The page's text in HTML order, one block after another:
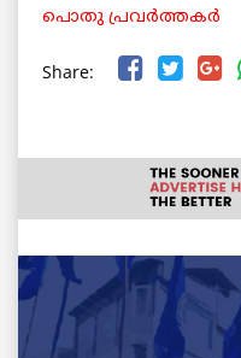
പൊതു പ്രവർത്തകർ
Share: